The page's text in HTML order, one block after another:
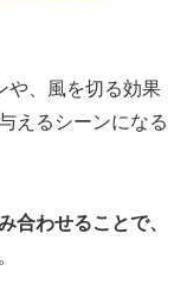
や、風を切る効果
えるシーンになる
合わせることで、